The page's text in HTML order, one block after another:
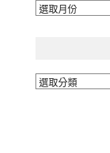
彙
分